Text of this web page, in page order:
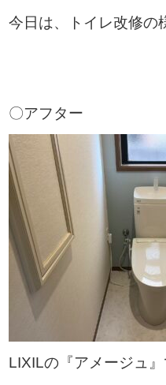
今日は、トイレ改修の
〇アフター
LIXILの『アメージュ』